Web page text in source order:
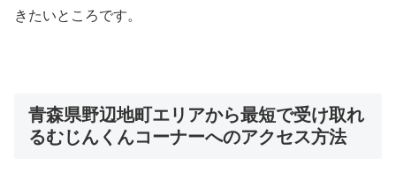
きたいところです。
青森県野辺地町エリアから最短で受け取れ
るむじんくんコーナーへのアクセス方法